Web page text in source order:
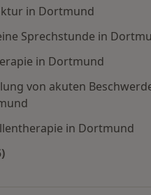
in Dortmund
Sprechstunde in
in Dortmund
von akuten
in Dortmund